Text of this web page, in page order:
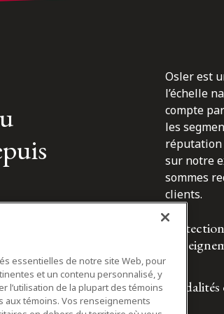
Osler est
l’échelle
compte
les
réputation
sur notre
sommes
clients.
essentielles de notre site Web, pour
et un contenu personnalisé, y
l’utilisation de la plupart des témoins
témoins. Vos renseignements